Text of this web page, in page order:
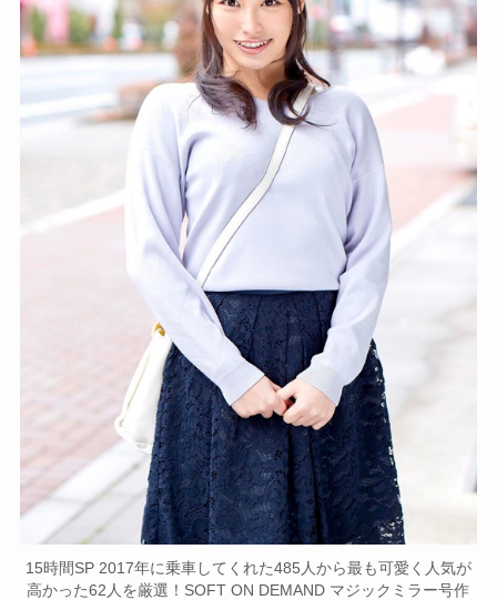
15時間SP 2017年に乗車してくれた485人から最も可愛く人気が
高かった62人を厳選！SOFT ON DEMAND マジックミラー号作